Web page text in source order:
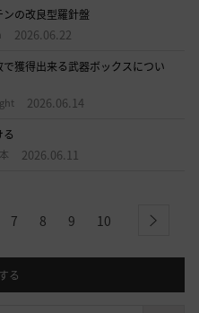
の改良型羅針盤
2026.06.22
で獲得出来る武器ボックスについ
2026.06.14
2026.06.11
7 8 9 10 next
る